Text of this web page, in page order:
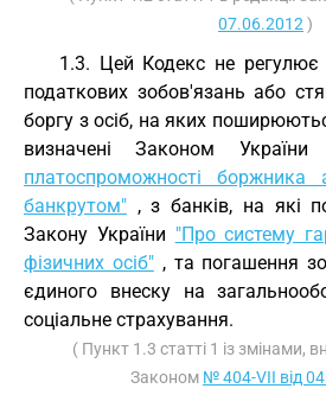
07.06.2012 )
1.3. Цей Кодекс не регулює
податкових зобов'язань або
боргу з осіб, на яких
визначені Законом України
платоспроможності боржника
банкрутом" , з банків, на які
Закону України "Про систему
фізичних осіб", та погашення
єдиного внеску на
соціальне страхування.
( Пункт 1.3 статті 1 із змінами,
Законом № 404-VII від